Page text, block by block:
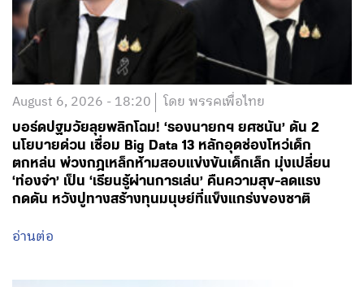
August 6, 2026 - 18:20 โดย พรรคเพื่อไทย
บอร์ดปฐมวัยลุยพลิกโฉม! ‘รองนายกฯ ยศชนัน’ ดัน 2
นโยบายด่วน เชื่อม Big Data 13 หลักอุดช่องโหว่เด็ก
ตกหล่น พ่วงกฎเหล็กห้ามสอบแข่งขันเด็กเล็ก มุ่งเปลี่ยน
‘ท่องจำ’ เป็น ‘เรียนรู้ผ่านการเล่น’ คืนความสุข-ลดแรง
กดดัน หวังปูทางสร้างทุนมนุษย์ที่แข็งแกร่งของชาติ
อ่านต่อ